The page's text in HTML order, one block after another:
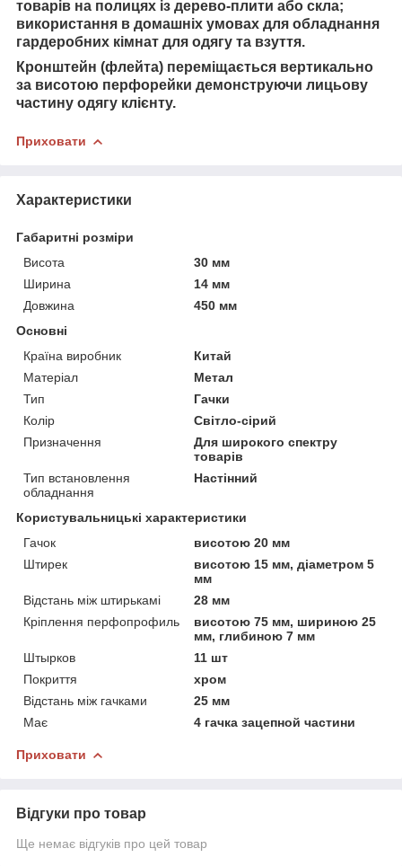
товарів на полицях із дерево-плити або скла;
використання в домашніх умовах для обладнання
гардеробних кімнат для одягу та взуття.
Кронштейн (флейта) переміщається вертикально
за висотою перфорейки демонструючи лицьову
частину одягу клієнту.
Приховати
Характеристики
Габаритні розміри
Висота
30 мм
Ширина
14 мм
Довжина
450 мм
Основні
Країна виробник
Китай
Матеріал
Метал
Тип
Гачки
Колір
Світло-сірий
Призначення
Для широкого спектру
товарів
Тип встановлення
обладнання
Настінний
Користувальницькі характеристики
Гачок
висотою 20 мм
Штирек
висотою 15 мм, діаметром 5
мм
Відстань між штирькамі
28 мм
Кріплення перфопрофиль
висотою 75 мм, шириною 25
мм, глибиною 7 мм
Штырков
11 шт
Покриття
хром
Відстань між гачками
25 мм
Має
4 гачка зацепной частини
Приховати
Відгуки про товар
Ще немає відгуків про цей товар